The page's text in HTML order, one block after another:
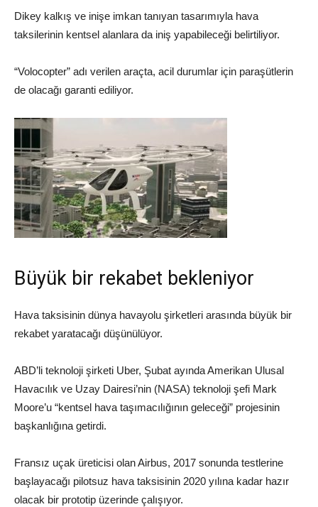
Dikey kalkış ve inişe imkan tanıyan tasarımıyla hava
taksilerinin kentsel alanlara da iniş yapabileceği belirtiliyor.
“Volocopter” adı verilen araçta, acil durumlar için paraşütlerin
de olacağı garanti ediliyor.
Büyük bir rekabet bekleniyor
Hava taksisinin dünya havayolu şirketleri arasında büyük bir
rekabet yaratacağı düşünülüyor.
ABD’li teknoloji şirketi Uber, Şubat ayında Amerikan Ulusal
Havacılık ve Uzay Dairesi’nin (NASA) teknoloji şefi Mark
Moore’u “kentsel hava taşımacılığının geleceği” projesinin
başkanlığına getirdi.
Fransız uçak üreticisi olan Airbus, 2017 sonunda testlerine
başlayacağı pilotsuz hava taksisinin 2020 yılına kadar hazır
olacak bir prototip üzerinde çalışıyor.